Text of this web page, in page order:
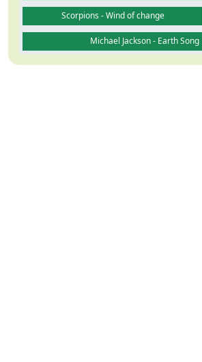
Scorpions - Wind of change
Michael Jackson - Earth Song